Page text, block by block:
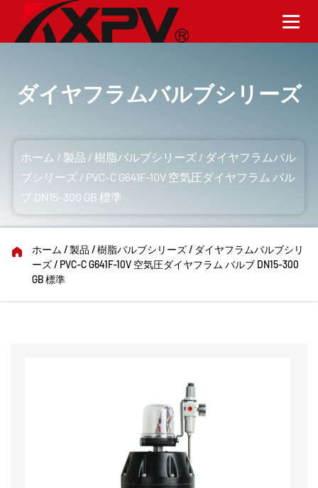
ダイヤフラムバルブシリーズ
ホーム / 製品 /樹脂バルブシリーズ / ダイヤフラムバル
ブシリーズ / PVC-C G641F-10V 空気圧ダイヤフラム バル
ブ DN15-300 GB 標準
ホーム /製品 /樹脂バルブシリーズ/ ダイヤフラムバルブシリ
ーズ/ PVC-C G641F-10V 空気圧ダイヤフラム バルブ DN15-300
GB 標準